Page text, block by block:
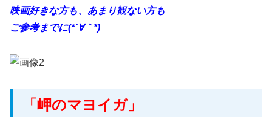
映画好きな方も、あまり観ない方も
ご参考までに(*´∀｀*)
「岬のマヨイガ」